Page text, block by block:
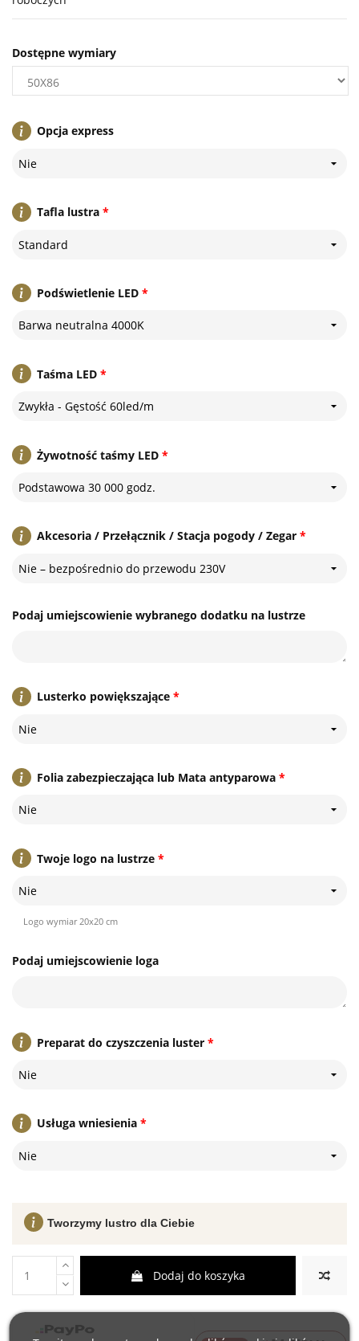
Opcja express
Nie
*
Tafla lustra
Standard
*
Podświetlenie LED
Barwa neutralna 4000K
*
Taśma LED
Zwykła - Gęstość 60led/m
*
Żywotność taśmy LED
Podstawowa 30 000 godz.
*
Akcesoria / Przełącznik / Stacja pogody / Zegar
Nie – bezpośrednio do przewodu 230V
Podaj umiejscowienie wybranego dodatku na lustrze
*
Lusterko powiększające
Nie
*
Folia zabezpieczająca lub Mata antyparowa
Nie
*
Twoje logo na lustrze
Nie
Logo wymiar 20x20 cm
Podaj umiejscowienie loga
*
Preparat do czyszczenia luster
Nie
*
Usługa wniesienia
Nie
Dostępne wymiary
Dodaj do koszyka
Tworzymy lustro dla Ciebie